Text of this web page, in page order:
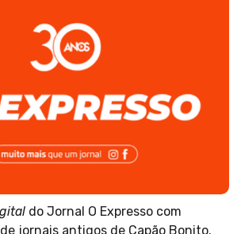
do Jornal O Expresso com
jornais antigos de Capão Bonito.